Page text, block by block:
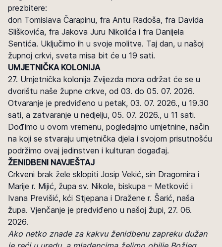
prezbitere:
don Tomislava Čarapinu, fra Antu Radoša, fra Davida
Sliškovića, fra Jakova Juru Nikolića i fra Danijela
Sentića. Uključimo ih u svoje molitve. Taj dan, u našoj
župnoj crkvi, sveta misa bit će u 19 sati.
UMJETNIČKA KOLONIJA
27. Umjetnička kolonija Zvijezda mora održat će se u
dvorištu naše župne crkve, od 03. do 05. 07. 2026.
Otvaranje je predviđeno u petak, 03. 07. 2026., u 19.30
sati, a zatvaranje u nedjelju, 05. 07. 2026., u 11 sati.
Dođimo u ovom vremenu, pogledajmo umjetnine, način
na koji se stvaraju umjetnička djela i svojom prisutnošću
podržimo ovaj jedinstven i kulturan događaj.
ŽENIDBENI NAVJEŠTAJ
Crkveni brak žele sklopiti Josip Vekić, sin Dragomira i
Marije r. Mijić, župa sv. Nikole, biskupa – Metković i
Ivana Previšić, kći Stjepana i Dražene r. Šarić, naša
župa. Vjenčanje je predviđeno u našoj župi, 27. 06.
2026.
Ako netko znade za kakvu ženidbenu zapreku dužan